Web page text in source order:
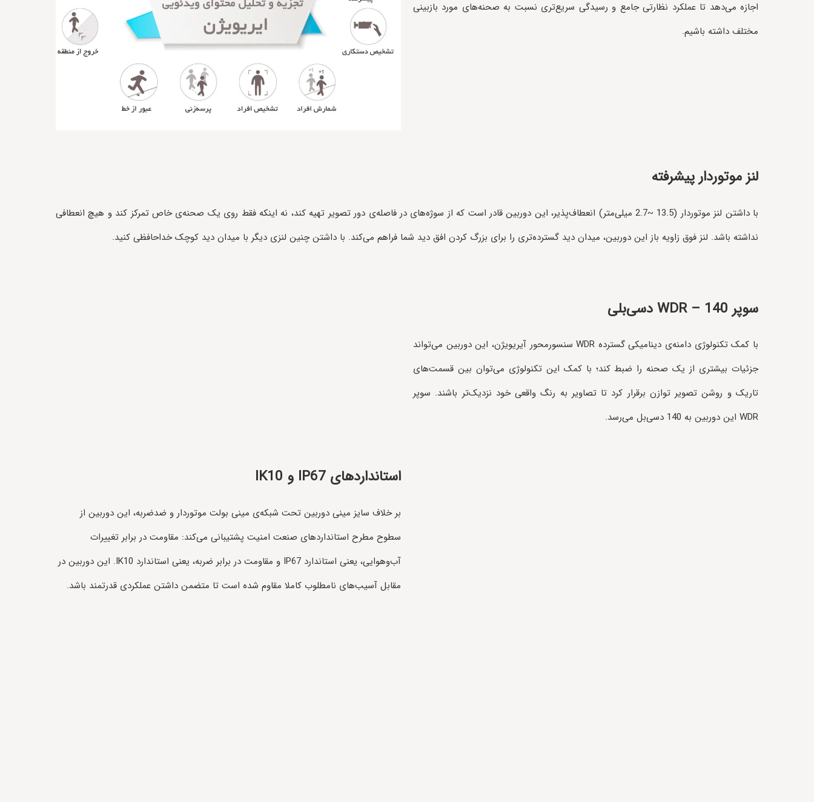
اجازه‌ می‌دهد تا عملکرد نظارتی جامع و رسیدگی سریع‌تری نسبت به صحنه‌های مورد بازبینی
مختلف داشته باشیم.
لنز موتوردار پیشرفته
با داشتن لنز موتوردار (13.5 ~2.7 میلی‌متر) انعطاف‌پذیر، این دوربین قادر است که از سوژه‌های در فاصله‌ی دور تصویر تهیه کند، نه اینکه فقط روی یک صحنه‌ی خاص تمرکز کند و هیچ انعطافی
نداشته باشد. لنز فوق زاویه باز این دوربین، میدان دید گسترده‌تری را برای بزرگ کردن افق دید شما فراهم می‌کند. با داشتن چنین لنزی دیگر با میدان دید کوچک خداحافظی کنید.
سوپر WDR – 140 دسی‌بلی
با کمک تکنولوژی دامنه‌ی دینامیکی گسترده WDR
سنسورمحور آیریویژن، این دوربین می‌تواند
جزئیات بیشتری از یک صحنه را ضبط کند؛ با کمک این تکنولوژی می‌توان بین قسمت‌های
تاریک و روشن تصویر توازن برقرار کرد تا تصاویر به رنگ واقعی خود نزدیک‌تر باشند. سوپر
WDR این دوربین به 140 دسی‌بل می‌رسد.
استانداردهای IP67 و IK10
بر خلاف سایز مینی دوربین تحت شبکه‌ی مینی بولت موتوردار و ضدضربه، این دوربین از
سطوح مطرح استانداردهای صنعت امنیت پشتیبانی می‌کند: مقاومت در برابر تغییرات
آب‌و‌هوایی، یعنی استاندارد IP67 و مقاومت در برابر ضربه، یعنی استاندارد IK10. این دوربین در
مقابل آسیب‌های نامطلوب کاملا مقاوم شده است تا متضمن داشتن عملکردی قدرتمند باشد.